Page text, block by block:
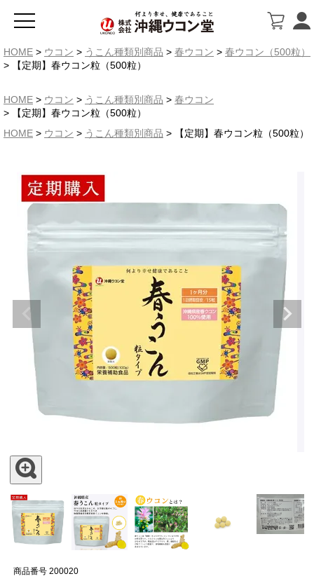
HOME ウコン うこん種類別商品 春ウコン
春ウコン（500粒）
【定期】春ウコン粒（500粒）
HOME ウコン うこん種類別商品
春ウコン
【定期】春ウコン粒（500粒）
HOME
ウコン うこん種類別商品 【定期】春ウコン粒（500粒）
商品番号 200020